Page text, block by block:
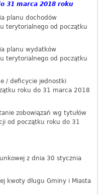
31 marca 2018 roku
planu dochodów
terytorialnego od początku
planu wydatków
terytorialnego od początku
/ deficycie jednostki
roku do 31 marca 2018
zobowiązań wg tytułów
od początku roku do 31
z dnia 30 stycznia
kwoty długu Gminy i Miasta